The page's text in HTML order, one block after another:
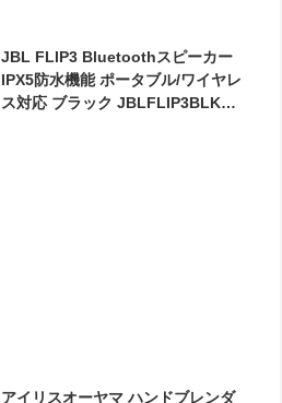
JBL FLIP3 Bluetoothスピーカー
IPX5防水機能 ポータブル/ワイヤレ
ス対応 ブラック JBLFLIP3BLK
アイリスオーヤマ ハンドブレンダ